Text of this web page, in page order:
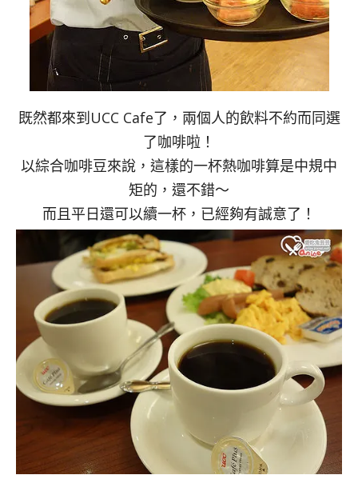
既然都來到UCC Cafe了，兩個人的飲料不約而同選
了咖啡啦！
以綜合咖啡豆來說，這樣的一杯熱咖啡算是中規中
矩的，還不錯～
而且平日還可以續一杯，已經夠有誠意了！